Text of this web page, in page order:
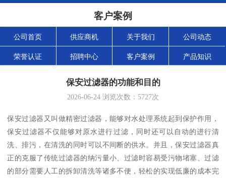
客户案例
公司首页 供应商机 关于我们 公司动态
荣誉认证 招聘中心 客户案例 产品知识
保安过滤器的功能和目的
2026-06-24 浏览次数： 5727次
保安过滤器又叫做精密过滤器，能够对水处理系统起到保护作用，
保安过滤器不仅能够对原水进行过滤，同时还可以自动的进行清
洗、排污，在清洗的同时可以不间断的供水。并且，保安过滤器真
正的克服了传统过滤器的纳污量小、过滤时容易受污物堵塞、过滤
的部分需要人工的拆卸清洗等诸多不便，轻松的实现低廉的成本完